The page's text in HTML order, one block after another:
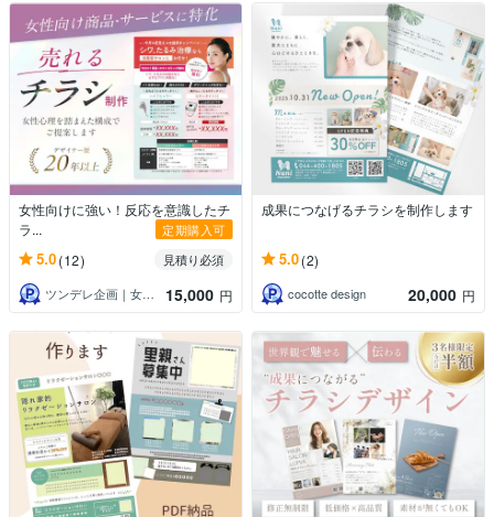
女性向けに強い！反応を意識したチ
ラ...
定期購入可
5.0(12)
見積り必須
ツンデレ企画｜女性向け専門デザイナー
15,000 円
成果につなげるチラシを制作します
5.0(2)
cocotte design 20,000 円